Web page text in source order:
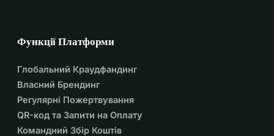
Функції Платформи
Глобальний Краудфандинг
Власний Брендинг
Регулярні Пожертвування
QR-код та Запити на Оплату
Командний Збір Коштів